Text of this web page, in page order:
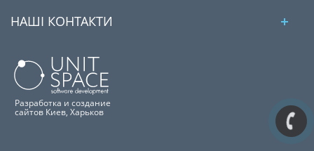
НАШІ КОНТАКТИ
Разработка и создание
сайтов Киев, Харьков